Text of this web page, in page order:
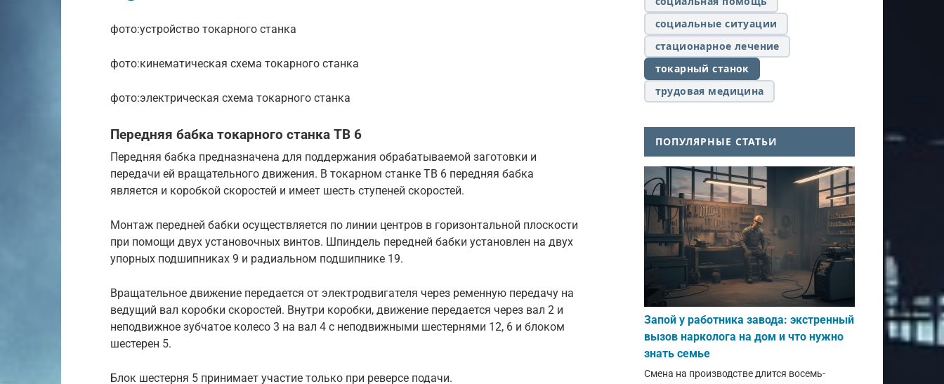
фото:устройство токарного станка
фото:кинематическая схема токарного станка
фото:электрическая схема токарного станка
Передняя бабка токарного станка ТВ 6
Передняя бабка предназначена для поддержания обрабатываемой заготовки и
передачи ей вращательного движения. В токарном станке ТВ 6 передняя бабка
является и коробкой скоростей и имеет шесть ступеней скоростей.
Монтаж передней бабки осуществляется по линии центров в горизонтальной плоскости
при помощи двух установочных винтов. Шпиндель передней бабки установлен на двух
упорных подшипниках 9 и радиальном подшипнике 19.
Вращательное движение передается от электродвигателя через ременную передачу на
ведущий вал коробки скоростей. Внутри коробки, движение передается через вал 2 и
неподвижное зубчатое колесо 3 на вал 4 с неподвижными шестернями 12, 6 и блоком
шестерен 5.
Блок шестерня 5 принимает участие только при реверсе подачи.
социальные ситуации
стационарное лечение
токарный станок
трудовая медицина
ПОПУЛЯРНЫЕ СТАТЬИ
Запой у работника завода: экстренный
вызов нарколога на дом и что нужно
знать семье
Смена на производстве длится восемь-